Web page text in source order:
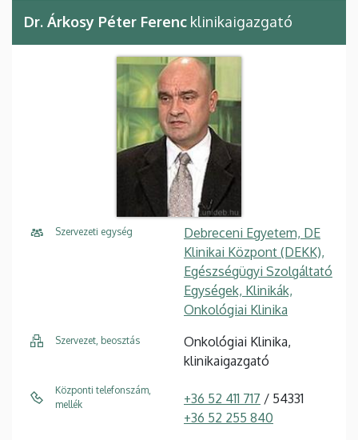
Dr. Árkosy Péter Ferenc klinikaigazgató
Szervezeti egység
Debreceni Egyetem, DE
Klinikai Központ (DEKK),
Egészségügyi Szolgáltató
Egységek, Klinikák,
Onkológiai Klinika
Szervezet, beosztás
Onkológiai Klinika,
klinikaigazgató
Központi telefonszám,
mellék
+36 52 411 717 / 54331
+36 52 255 840